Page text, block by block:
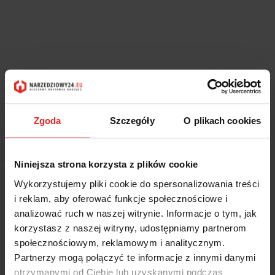
Zgoda Szczegóły O plikach cookies
Niniejsza strona korzysta z plików cookie
Wykorzystujemy pliki cookie do spersonalizowania treści
i reklam, aby oferować funkcje społecznościowe i
analizować ruch w naszej witrynie. Informacje o tym, jak
korzystasz z naszej witryny, udostępniamy partnerom
społecznościowym, reklamowym i analitycznym.
Partnerzy mogą połączyć te informacje z innymi danymi
otrzymanymi od Ciebie lub uzyskanymi podczas
Symbol:10L1000-36
2207.85
2207.85
Wysyłka w ciągu 2-3 tygodnie robocze
Cena przesyłki 0
Dostępność Duża dostępność
Waga 0.317 kg